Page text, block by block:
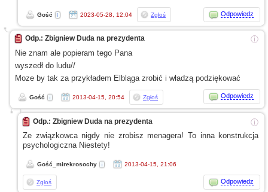
Gość 2023-05-28, 12:04 Zgłoś Odpowiedz
ⓘ
Odp.: Zbigniew Duda na prezydenta
Nie znam ale popieram tego Pana
wyszedł do ludu//
Moze by tak za przykładem Elbląga zrobići władząpodziękować
Gość 2013-04-15, 20:54 Zgłoś Odpowiedz
ⓘ
Odp.: Zbigniew Duda na prezydenta
Ze związkowcanigdy nie zrobisz menagera! To inna konstrukcja
psychologiczna Niestety!
Gość_mirekrosochy 2013-04-15, 21:06
Zgłoś Odpowiedz